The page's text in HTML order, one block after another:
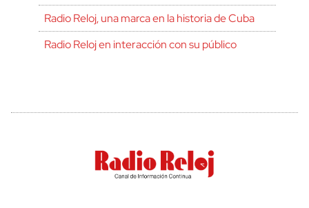
Radio Reloj, una marca en la historia de Cuba
Radio Reloj en interacción con su público